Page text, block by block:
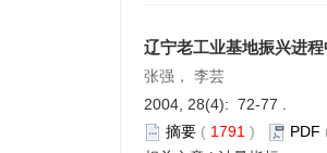
辽宁老工业基地振兴进
张强， 李芸
2004, 28(4): 72-77 .
摘要 ( 1791 ) PDF